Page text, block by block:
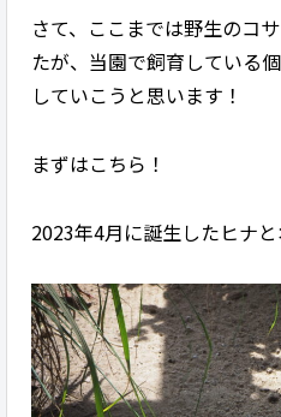
さて、ここまでは野生のコ
たが、当園で飼育している
していこうと思います！
まずはこちら！
2023年4月に誕生したヒナと